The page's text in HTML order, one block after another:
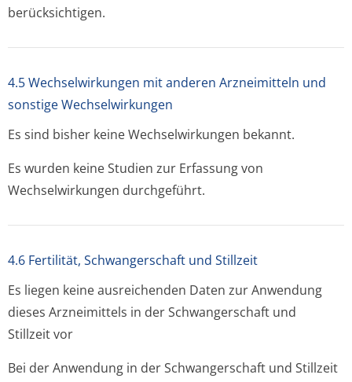
berücksichtigen.
4.5 Wechselwirkungen mit anderen Arzneimitteln und
sonstige Wechselwirkungen
Es sind bisher keine Wechselwirkungen bekannt.
Es wurden keine Studien zur Erfassung von
Wechselwirkungen durchgeführt.
4.6 Fertilität, Schwangerschaft und Stillzeit
Es liegen keine ausreichenden Daten zur Anwendung
dieses Arzneimittels in der Schwangerschaft und
Stillzeit vor
Bei der Anwendung in der Schwangerschaft und Stillzeit